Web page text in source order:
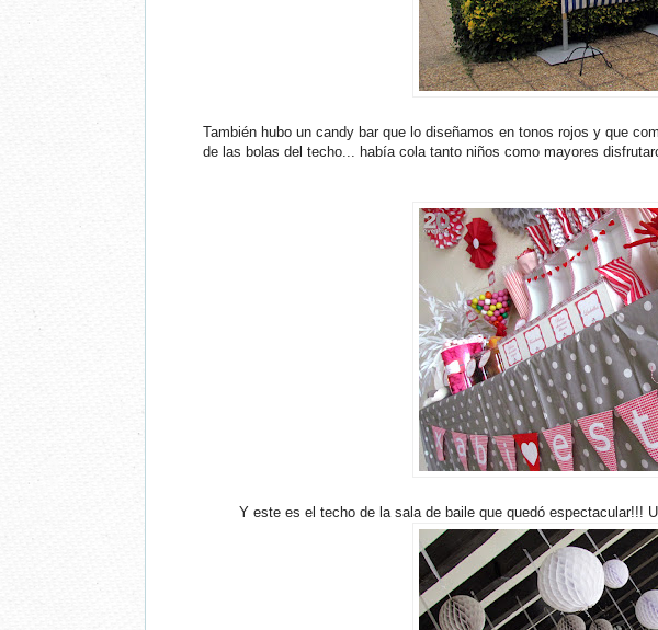
También hubo un candy bar que lo diseñamos en tonos rojos y que
de las bolas del techo... había cola tanto niños como mayores
Y este es el techo de la sala de baile que quedó espectacular!!!